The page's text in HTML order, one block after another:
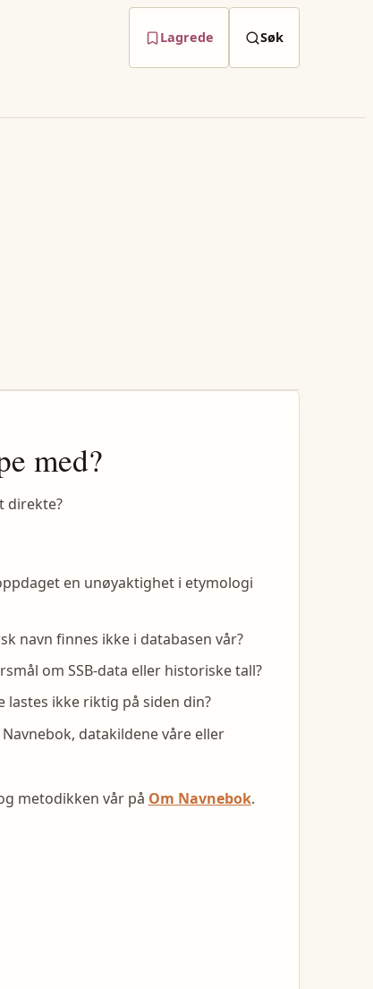
Lagrede Søk
med?
direkte?
en unøyaktighet i etymologi
navn finnes ikke i databasen vår?
om SSB-data eller historiske tall?
ikke riktig på siden din?
datakildene våre eller
metodikken vår på Om Navnebok.